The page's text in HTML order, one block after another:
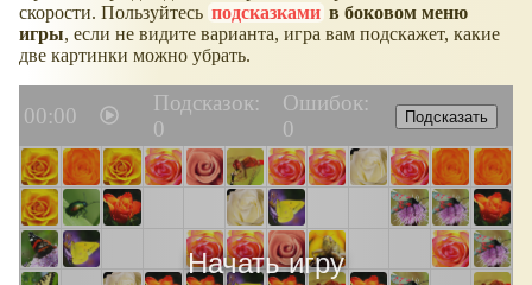
скорости. Пользуйтесь подсказками в боковом меню
игры, если не видите варианта, игра вам подскажет, какие
две картинки можно убрать.
00:00
Подсказок:
0
Ошибок:
0
Подсказать
Начать игру